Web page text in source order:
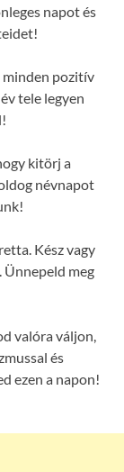
napot és
minden pozitív
tele legyen
kitörj a
névnapot
Kész vagy
Ünnepeld meg
valóra váljon,
és
ezen a napon!